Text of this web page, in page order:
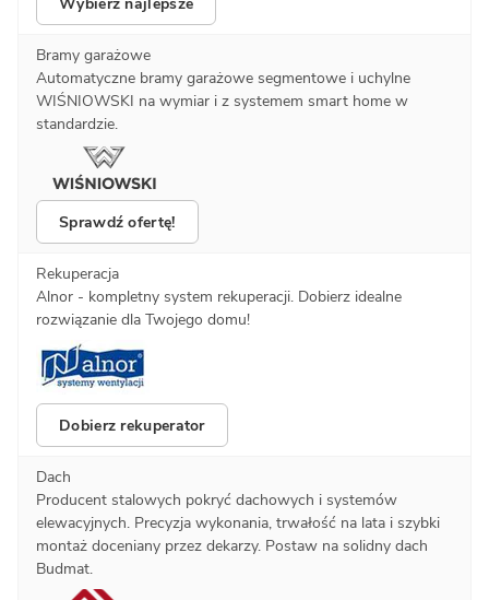
Bramy garażowe
Automatyczne bramy garażowe segmentowe i uchylne
WIŚNIOWSKI na wymiar i z systemem smart home w
standardzie.
Sprawdź ofertę!
Rekuperacja
Alnor - kompletny system rekuperacji. Dobierz idealne
rozwiązanie dla Twojego domu!
Dobierz rekuperator
Dach
Producent stalowych pokryć dachowych i systemów
elewacyjnych. Precyzja wykonania, trwałość na lata i szybki
montaż doceniany przez dekarzy. Postaw na solidny dach
Budmat.